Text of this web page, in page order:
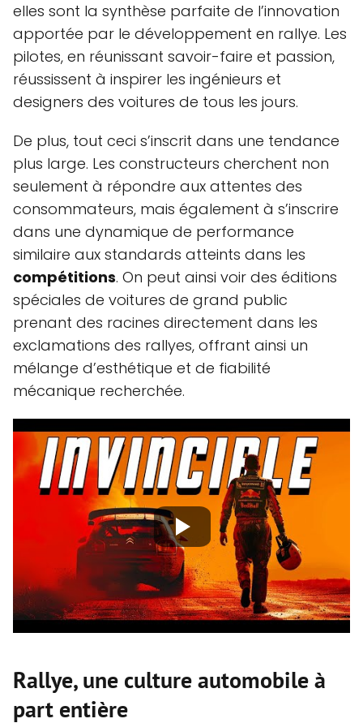
elles sont la synthèse parfaite de l’innovation
apportée par le développement en rallye. Les
pilotes, en réunissant savoir-faire et passion,
réussissent à inspirer les ingénieurs et
designers des voitures de tous les jours.
De plus, tout ceci s’inscrit dans une tendance
plus large. Les constructeurs cherchent non
seulement à répondre aux attentes des
consommateurs, mais également à s’inscrire
dans une dynamique de performance
similaire aux standards atteints dans les
compétitions. On peut ainsi voir des éditions
spéciales de voitures de grand public
prenant des racines directement dans les
exclamations des rallyes, offrant ainsi un
mélange d’esthétique et de fiabilité
mécanique recherchée.
Rallye, une culture automobile à
part entière